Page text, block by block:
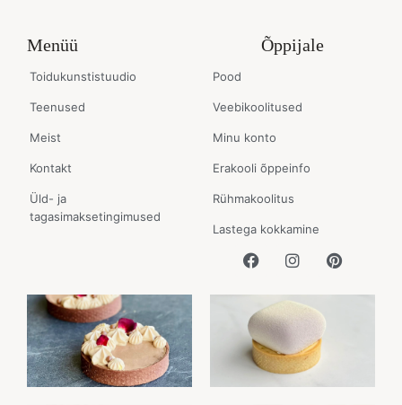
Menüü
Toidukunstistuudio
Teenused
Meist
Kontakt
Üld- ja
tagasimaksetingimused
Õppijale
Pood
Veebikoolitused
Minu konto
Erakooli õppeinfo
Rühmakoolitus
Lastega kokkamine